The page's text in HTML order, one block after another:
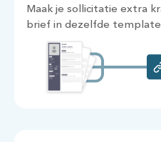
Maak je sollicitatie extra
brief in dezelfde